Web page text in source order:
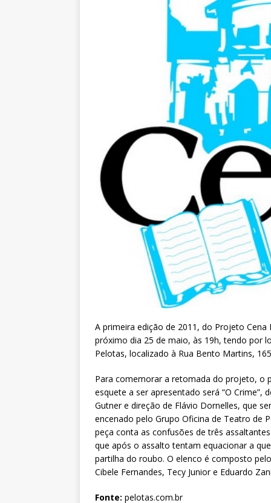
A primeira edição de 2011, do Projeto
próximo dia 25 de maio, às 19h, tendo por
Pelotas, localizado à Rua Bento Martins,
Para comemorar a retomada do projeto, o
esquete a ser apresentado será “O Crime”,
Gutner e direção de Flávio Dornelles, que
encenado pelo Grupo Oficina de Teatro de
peça conta as confusões de três
que após o assalto tentam equacionar a
partilha do roubo. O elenco é composto
Cibele Fernandes, Tecy Junior e Eduardo
Fonte: pelotas.com.br